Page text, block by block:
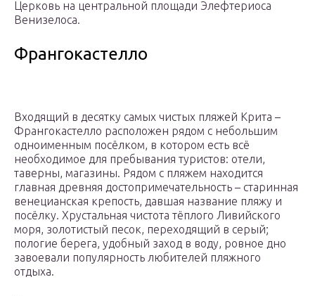
Церковь на центральной площади Элефтериоса
Венизелоса.
Франгокастелло
Входящий в десятку самых чистых пляжей Крита –
Франгокастелло расположен рядом с небольшим
одноименным посёлком, в котором есть всё
необходимое для пребывания туристов: отели,
таверны, магазины. Рядом с пляжем находится
главная древняя достопримечательность – старинная
венецианская крепость, давшая название пляжу и
посёлку. Хрустальная чистота тёплого Ливийского
моря, золотистый песок, переходящий в серый;
пологие берега, удобный заход в воду, ровное дно
завоевали популярность любителей пляжного
отдыха.